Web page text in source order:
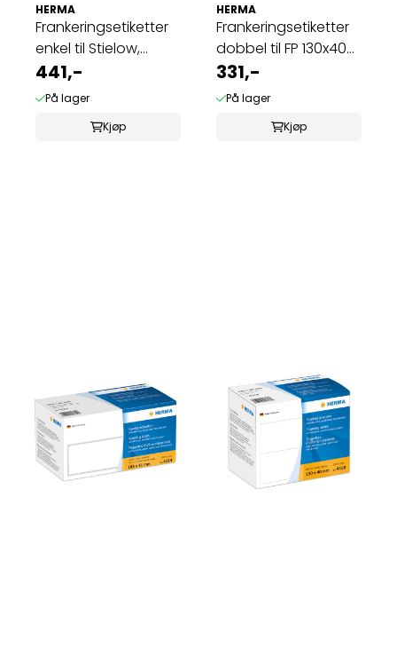
HERMA
Frankeringsetiketter
enkel til Stielow,
157x40 ...
441,-
På lager
Kjøp
HERMA
Frankeringsetiketter
dobbel til FP 130x40
(500 ...
331,-
På lager
Kjøp